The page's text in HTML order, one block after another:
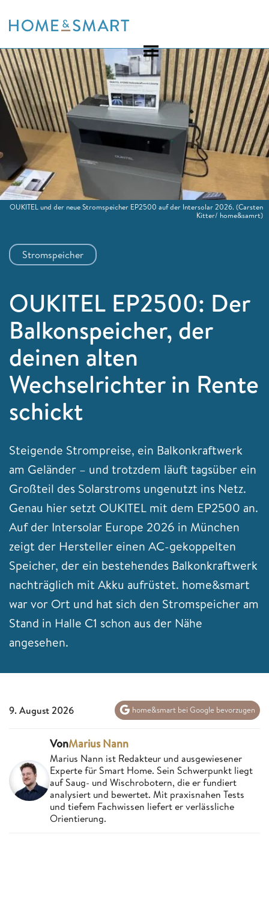
to
Stromspeicher
OUKITEL EP2500: Der
Balkonspeicher, der
deinen alten
Wechselrichter in Rente
schickt
Steigende Strompreise, ein Balkonkraftwerk
am Geländer – und trotzdem läuft tagsüber ein
Großteil des Solarstroms ungenutzt ins Netz.
Genau hier setzt OUKITEL mit dem EP2500 an.
Auf der Intersolar Europe 2026 in München
zeigt der Hersteller einen AC-gekoppelten
Speicher, der ein bestehendes Balkonkraftwerk
nachträglich mit Akku aufrüstet. home&smart
war vor Ort und hat sich den Stromspeicher am
Stand in Halle C1 schon aus der Nähe
angesehen.
OUKITEL und der neue Stromspeicher EP2500 auf der Intersolar 2026.(Carsten
Kitter/ home&samrt)
9. August 2026 home&smart bei Google bevorzugen
VonMarius Nann
Marius Nann ist Redakteur und ausgewiesener
Experte für Smart Home. Sein Schwerpunkt liegt
auf Saug- und Wischrobotern, die er fundiert
analysiert und bewertet. Mit praxisnahen Tests
und tiefem Fachwissen liefert er verlässliche
Orientierung.